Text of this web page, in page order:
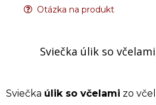
Otázka na produkt
Sviečka úlik so
Sviečka úlik so včelami zo